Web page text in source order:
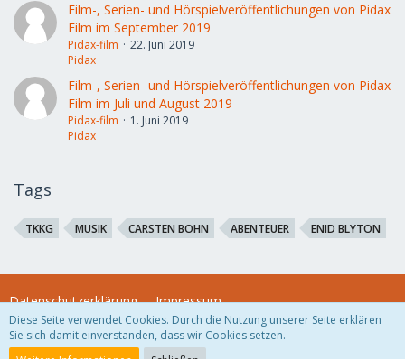
Film-, Serien- und Hörspielveröffentlichungen von Pidax
Film im September 2019
Pidax-film
22. Juni 2019
Pidax
Film-, Serien- und Hörspielveröffentlichungen von Pidax
Film im Juli und August 2019
Pidax-film
1. Juni 2019
Pidax
Tags
TKKG MUSIK CARSTEN BOHN ABENTEUER ENID BLYTON
Datenschutzerklärung Impressum
Community-Software:
Diese Seite verwendet Cookies. Durch die Nutzung unserer Seite erklären
Sie sich damit einverstanden, dass wir Cookies setzen.